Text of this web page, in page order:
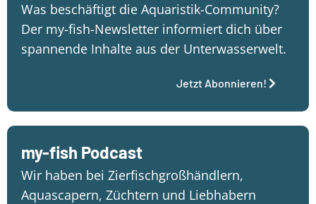
Was beschäftigt die Aquaristik-Community?
Der my-fish-Newsletter informiert dich über
spannende Inhalte aus der Unterwasserwelt.
Jetzt Abonnieren!
my-fish Podcast
Wir haben bei Zierfischgroßhändlern,
Aquascapern, Züchtern und Liebhabern